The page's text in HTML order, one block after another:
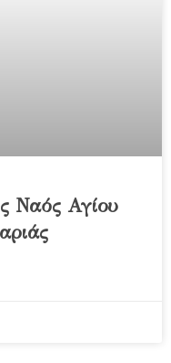
Ναός Αγίου